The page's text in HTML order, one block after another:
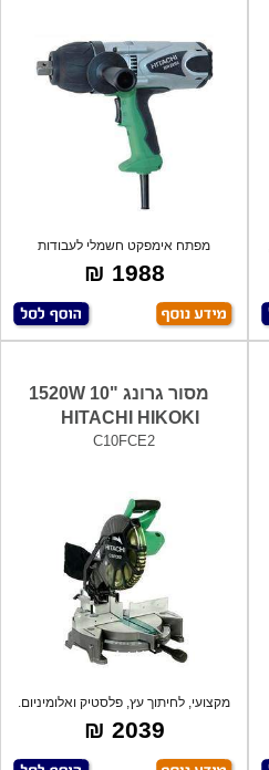
מפתח אימפקט חשמלי לעבודות
מאומצות - 360
1988 ₪
מסור גרונג "10 1520W
HITACHI HIKOKI
C10FCE2
מקצועי, לחיתוך עץ, פלסטיק ואלומיניום.
2039 ₪